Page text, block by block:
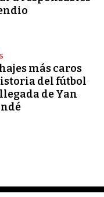
más caros
del fútbol
de Yan